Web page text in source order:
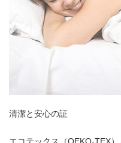
清潔と安心の証